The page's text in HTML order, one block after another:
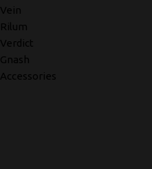
Vein
Rilum
Verdict
Gnash
Accessories